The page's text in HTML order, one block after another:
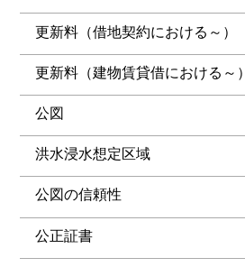
更新料（借地契約における～）
更新料（建物賃貸借における～）
公図
洪水浸水想定区域
公図の信頼性
公正証書